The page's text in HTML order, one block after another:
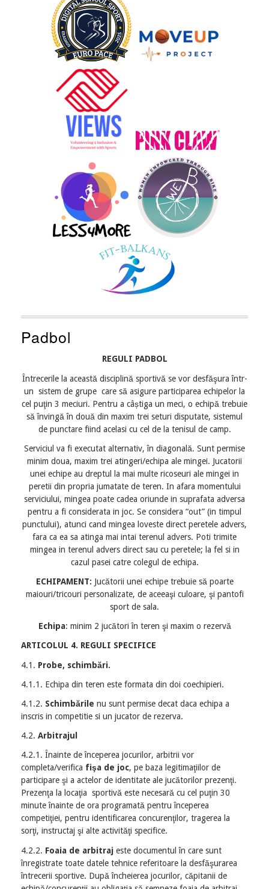
Padbol
REGULI PADBOL
Întrecerile la această disciplină sportivă se vor desfăşura într-
un sistem de grupe care să asigure participarea echipelor la
cel puţin 3 meciuri. Pentru a câștiga un meci, o echipă trebuie
să învingă în două din maxim trei seturi disputate, sistemul
de punctare fiind acelasi cu cel de la tenisul de camp.
Serviciul va fi executat alternativ, în diagonală. Sunt permise
minim doua, maxim trei atingeri/echipa ale mingei. Jucatorii
unei echipe au dreptul la mai multe ricoseuri ale mingei in
peretii din propria jumatate de teren. In afara momentului
serviciului, mingea poate cadea oriunde in suprafata adversa
pentru a fi considerata in joc. Se considera “out” (in timpul
punctului), atunci cand mingea loveste direct peretele advers,
fara ca ea sa atinga mai intai terenul advers. Poti trimite
mingea in terenul advers direct sau cu peretele; la fel si in
cazul pasei catre colegul de echipa.
ECHIPAMENT: Jucătorii unei echipe trebuie să poarte
maiouri/tricouri personalizate, de aceeaşi culoare, şi pantofi
sport de sala.
Echipa: minim 2 jucători în teren şi maxim o rezervă
ARTICOLUL 4. REGULI SPECIFICE
4.1. Probe, schimbări.
4.1.1. Echipa din teren este formata din doi coechipieri.
4.1.2. Schimbările nu sunt permise decat daca echipa a
inscris in competitie si un jucator de rezerva.
4.2. Arbitrajul
4.2.1. Înainte de începerea jocurilor, arbitrii vor
completa/verifica fişa de joc, pe baza legitimaţiilor de
participare şi a actelor de identitate ale jucătorilor prezenţi.
Prezenţa la locaţia sportivă este necesară cu cel puţin 30
minute înainte de ora programată pentru începerea
competiţiei, pentru identificarea concurenţilor, tragerea la
sorţi, instructaj şi alte activităţi specifice.
4.2.2. Foaia de arbitraj este documentul în care sunt
înregistrate toate datele tehnice referitoare la desfăşurarea
întrecerii sportive. După încheierea jocurilor, căpitanii de